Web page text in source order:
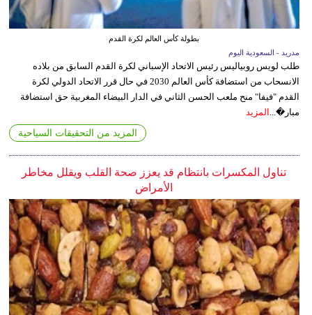
بطولة كأس العالم لكرة القدم
مدريد - السعودية اليوم
طلب لويس روبياليس رئيس الاتحاد الإسباني لكرة القدم السابق من بلاده
الانسحاب من استضافة كأس العالم 2030 في حال قرر الاتحاد الدولي لكرة
القدم "فيفا" منح ملعب الحسن الثاني في الدار البيضاء المغربية حق استضافة
مبار�...
المزيد
المزيد من التحقيقات السياحية
تناول المكسرات بانتظام قد يعزز صحة القلب ويقلل مخاطر
الأمراض